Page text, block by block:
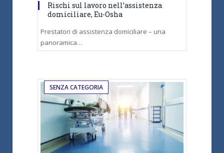
Rischi sul lavoro nell’assistenza
domiciliare, Eu-Osha
Prestatori di assistenza domiciliare – una
panoramica…
SENZA CATEGORIA